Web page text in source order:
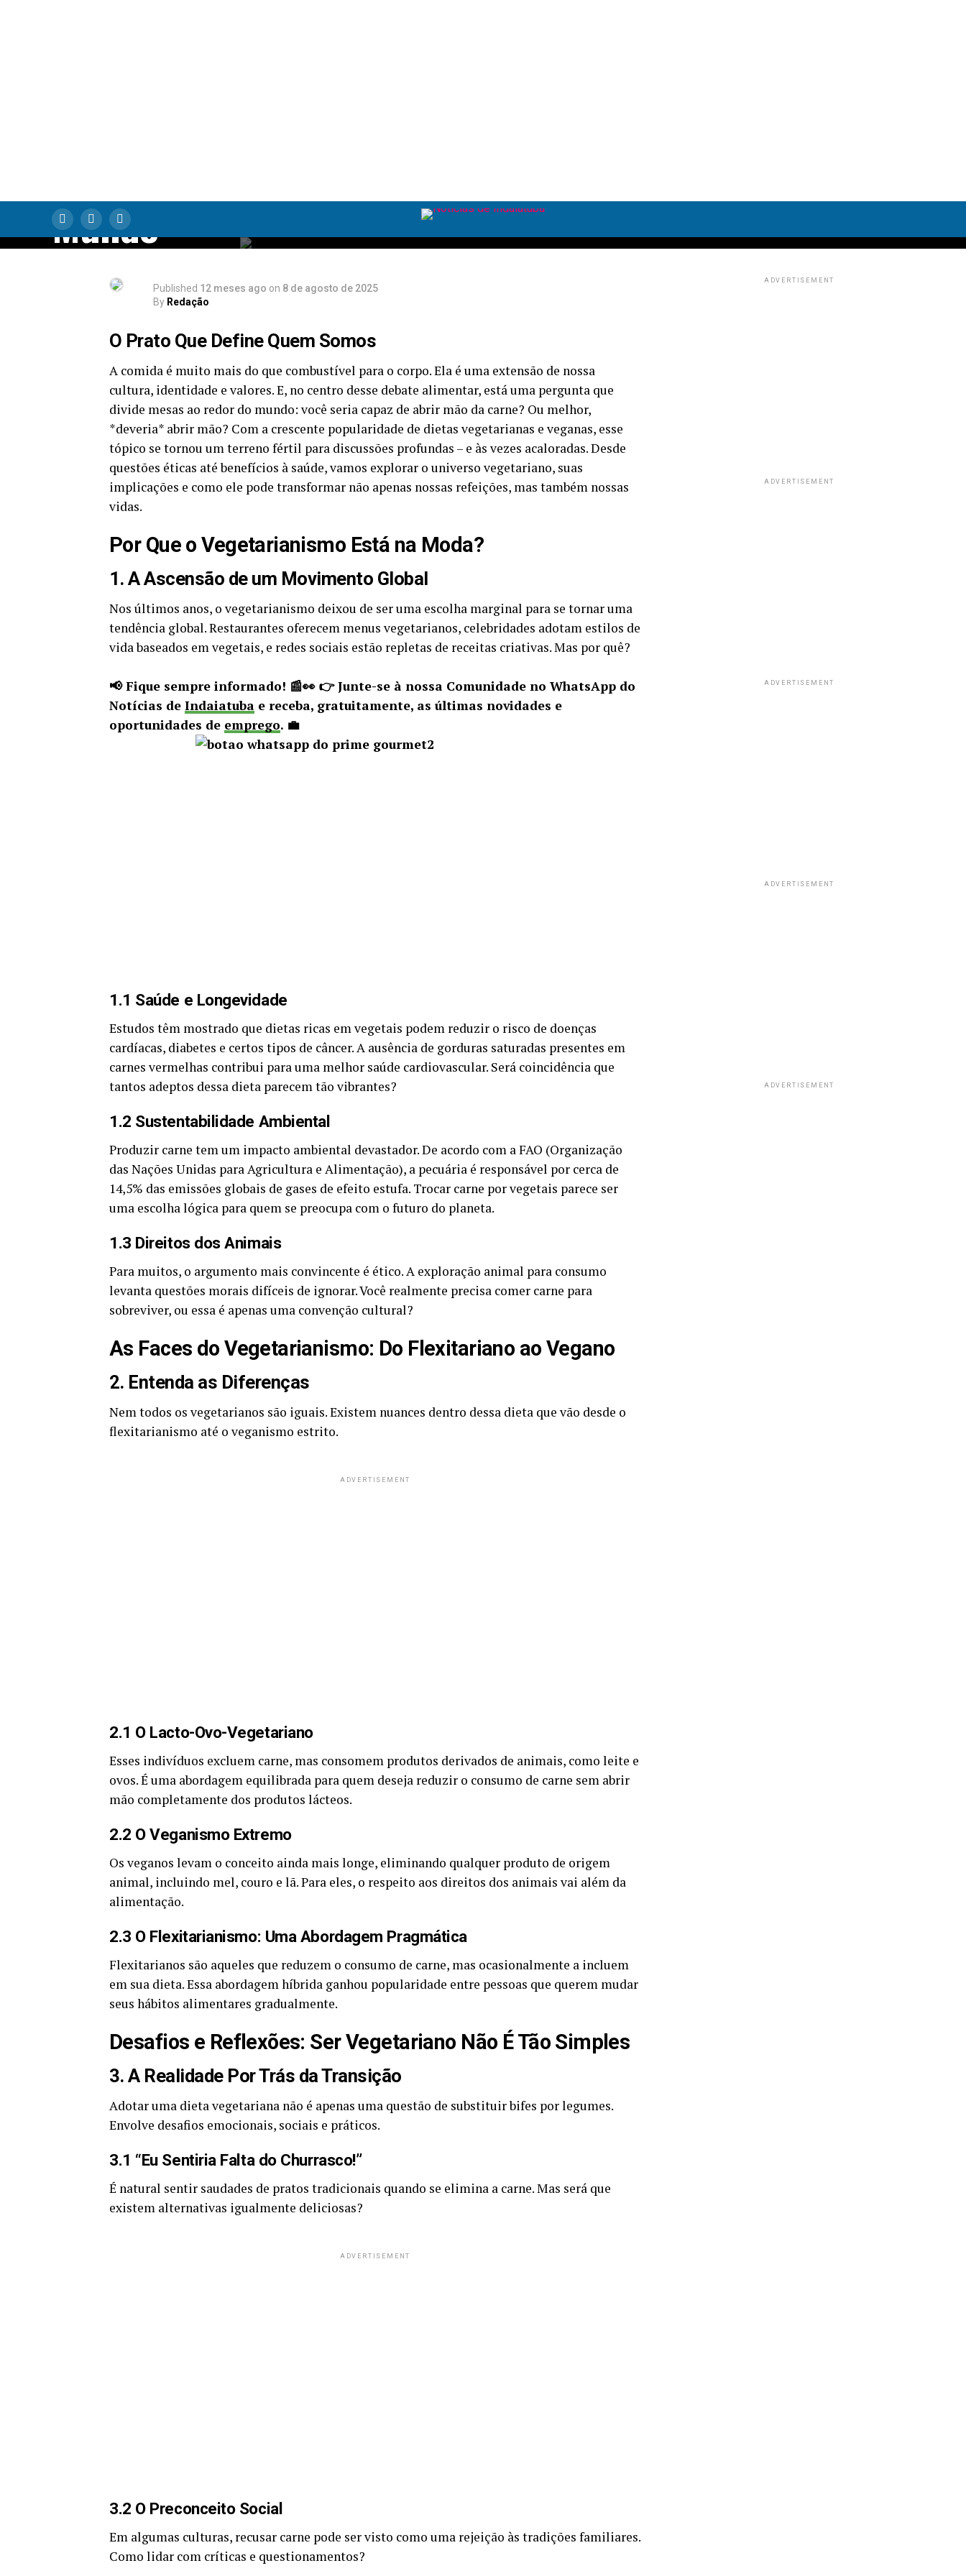
Identidade e Nosso
Mundo
Published 12 meses ago on 8 de agosto de 2025
By Redação
O Prato Que Define Quem Somos
A comida é muito mais do que combustível para o corpo. Ela é uma extensão de nossa
cultura, identidade e valores. E, no centro desse debate alimentar, está uma pergunta que
divide mesas ao redor do mundo: você seria capaz de abrir mão da carne? Ou melhor,
*deveria* abrir mão? Com a crescente popularidade de dietas vegetarianas e veganas, esse
tópico se tornou um terreno fértil para discussões profundas – e às vezes acaloradas. Desde
questões éticas até benefícios à saúde, vamos explorar o universo vegetariano, suas
implicações e como ele pode transformar não apenas nossas refeições, mas também nossas
vidas.
Por Que o Vegetarianismo Está na Moda?
1. A Ascensão de um Movimento Global
Nos últimos anos, o vegetarianismo deixou de ser uma escolha marginal para se tornar uma
tendência global. Restaurantes oferecem menus vegetarianos, celebridades adotam estilos de
vida baseados em vegetais, e redes sociais estão repletas de receitas criativas. Mas por quê?
📢 Fique sempre informado! 📰👀 👉 Junte-se à nossa Comunidade no WhatsApp do
Notícias de Indaiatuba e receba, gratuitamente, as últimas novidades e
oportunidades de emprego. 💼
1.1 Saúde e Longevidade
Estudos têm mostrado que dietas ricas em vegetais podem reduzir o risco de doenças
cardíacas, diabetes e certos tipos de câncer. A ausência de gorduras saturadas presentes em
carnes vermelhas contribui para uma melhor saúde cardiovascular. Será coincidência que
tantos adeptos dessa dieta parecem tão vibrantes?
1.2 Sustentabilidade Ambiental
Produzir carne tem um impacto ambiental devastador. De acordo com a FAO (Organização
das Nações Unidas para Agricultura e Alimentação), a pecuária é responsável por cerca de
14,5% das emissões globais de gases de efeito estufa. Trocar carne por vegetais parece ser
uma escolha lógica para quem se preocupa com o futuro do planeta.
1.3 Direitos dos Animais
Para muitos, o argumento mais convincente é ético. A exploração animal para consumo
levanta questões morais difíceis de ignorar. Você realmente precisa comer carne para
sobreviver, ou essa é apenas uma convenção cultural?
As Faces do Vegetarianismo: Do Flexitariano ao Vegano
2. Entenda as Diferenças
Nem todos os vegetarianos são iguais. Existem nuances dentro dessa dieta que vão desde o
flexitarianismo até o veganismo estrito.
ADVERTISEMENT
2.1 O Lacto-Ovo-Vegetariano
Esses indivíduos excluem carne, mas consomem produtos derivados de animais, como leite e
ovos. É uma abordagem equilibrada para quem deseja reduzir o consumo de carne sem abrir
mão completamente dos produtos lácteos.
2.2 O Veganismo Extremo
Os veganos levam o conceito ainda mais longe, eliminando qualquer produto de origem
animal, incluindo mel, couro e lã. Para eles, o respeito aos direitos dos animais vai além da
alimentação.
2.3 O Flexitarianismo: Uma Abordagem Pragmática
Flexitarianos são aqueles que reduzem o consumo de carne, mas ocasionalmente a incluem
em sua dieta. Essa abordagem híbrida ganhou popularidade entre pessoas que querem mudar
seus hábitos alimentares gradualmente.
Desafios e Reflexões: Ser Vegetariano Não É Tão Simples
3. A Realidade Por Trás da Transição
Adotar uma dieta vegetariana não é apenas uma questão de substituir bifes por legumes.
Envolve desafios emocionais, sociais e práticos.
3.1 “Eu Sentiria Falta do Churrasco!”
É natural sentir saudades de pratos tradicionais quando se elimina a carne. Mas será que
existem alternativas igualmente deliciosas?
ADVERTISEMENT
3.2 O Preconceito Social
Em algumas culturas, recusar carne pode ser visto como uma rejeição às tradições familiares.
Como lidar com críticas e questionamentos?
ADVERTISEMENT
ADVERTISEMENT
ADVERTISEMENT
ADVERTISEMENT
ADVERTISEMENT